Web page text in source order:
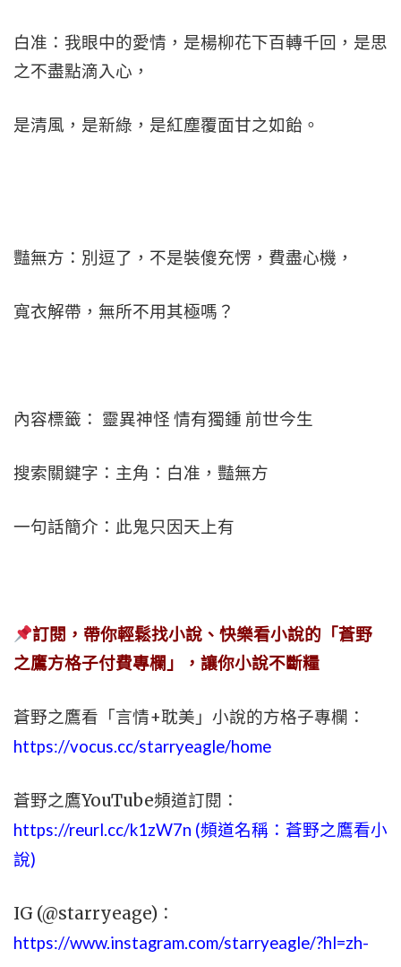
白准：我眼中的愛情，是楊柳花下百轉千回，是思
之不盡點滴入心，
是清風，是新綠，是紅塵覆面甘之如飴。
豔無方：別逗了，不是裝傻充愣，費盡心機，
寬衣解帶，無所不用其極嗎？
內容標籤： 靈異神怪 情有獨鍾 前世今生
搜索關鍵字：主角：白准，豔無方
一句話簡介：此鬼只因天上有
訂閱，帶你輕鬆找小說、快樂看小說的「蒼野
之鷹方格子付費專欄」，讓你小說不斷糧
蒼野之鷹看「言情+耽美」小說的方格子專欄：
https://vocus.cc/starryeagle/home
蒼野之鷹YouTube頻道訂閱：
https://reurl.cc/k1zW7n (頻道名稱：蒼野之鷹看小
說)
IG (@starryeage)：
https://www.instagram.com/starryeagle/?hl=zh-